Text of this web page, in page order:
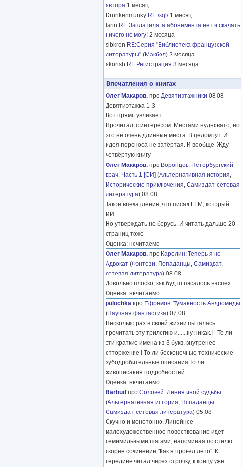
автора 1 месяц
Drunkenmunky RE:/sql/ 1 месяц
larin RE:Заплатила, а абонемента нет и скачать
ничего не могу! 2 месяца
sibkron RE:Серия "Библиотека французской
литературы" (Макбел) 2 месяца
akorish RE:Регистрация 3 месяца
Впечатления о книгах
Олег Макаров. про Девятиэтажники 08 08
Девятиэтажка 1-3
Вот прямо увлекает.
Прочитал, с интересом. Местами нудновато, но
это не очень длинные места. В целом гут. И
идея переноса не затёртая. И вообще. Жду
четвёртую книгу
Олег Макаров. про Воронцов: Петербургский
врач. Часть 1 [СИ] (Альтернативная история,
Исторические приключения, Самиздат, сетевая
литература) 08 08
Такое впечатление, что писал LLM, который
ИИ.
Но утверждать не берусь. И читать дальше 20
страниц тоже
Оценка: нечитаемо
Олег Макаров. про Карелин: Теперь я не
Адвокат (Фэнтези, Попаданцы, Самиздат,
сетевая литература) 08 08
Довольно плоско, как будто писалось наспех
Оценка: нечитаемо
pulochka про Ефремов: Туманность Андромеды
(Научная фантастика) 07 08
Несколько раз в своей жизни пыталась
прочитать эту трилогию и......ну никак.! - То ли
эти краткие имена из 3 букв, внутренее
отторжение ! То ли бесконечные технические
зубодробительные описания.То ли
живописания подробностей ………
Оценка: нечитаемо
Barbud про Соловей: Линия иной судьбы
(Альтернативная история, Попаданцы,
Самиздат, сетевая литература) 05 08
Скучно и монотонно. Линейное
малохудожественное повествование идет
семимильными шагами, напоминая по стилю
скорее сочинение "Как я провел лето". К
середине читал через строчку, к концу уже